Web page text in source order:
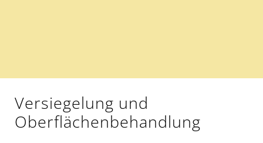
Versiegelung und
Oberflächenbehandlung